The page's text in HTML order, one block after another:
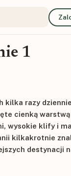
1
kilka razy
cienką
wysokie klify i
kilkakrotnie
destynacji